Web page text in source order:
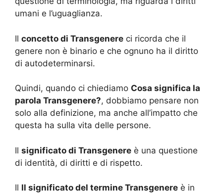
umani e l’uguaglianza.
Il concetto di Transgenere ci ricorda che il
genere non è binario e che ognuno ha il diritto
di autodeterminarsi.
Quindi, quando ci chiediamo Cosa significa la
parola Transgenere?, dobbiamo pensare non
solo alla definizione, ma anche all’impatto che
questa ha sulla vita delle persone.
Il significato di Transgenere è una questione
di identità, di diritti e di rispetto.
Il Il significato del termine Transgenere è in